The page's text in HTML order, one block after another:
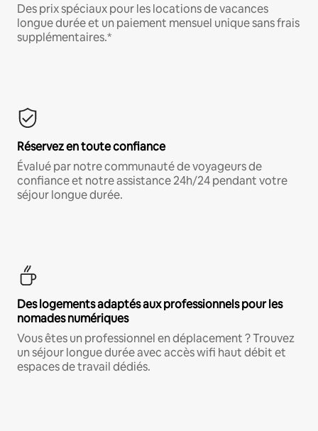
Des prix spéciaux pour les locations de vacances
longue durée et un paiement mensuel unique sans frais
supplémentaires.*
Réservez en toute confiance
Évalué par notre communauté de voyageurs de
confiance et notre assistance 24h/24 pendant votre
séjour longue durée.
Des logements adaptés aux professionnels pour les
nomades numériques
Vous êtes un professionnel en déplacement ? Trouvez
un séjour longue durée avec accès wifi haut débit et
espaces de travail dédiés.